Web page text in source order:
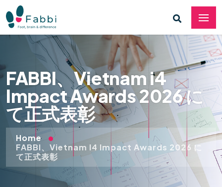
FABBI、Vietnam i4
Impact Awards 2026 に
て正式表彰
Home
FABBI、Vietnam I4 Impact Awards 2026 に
て正式表彰